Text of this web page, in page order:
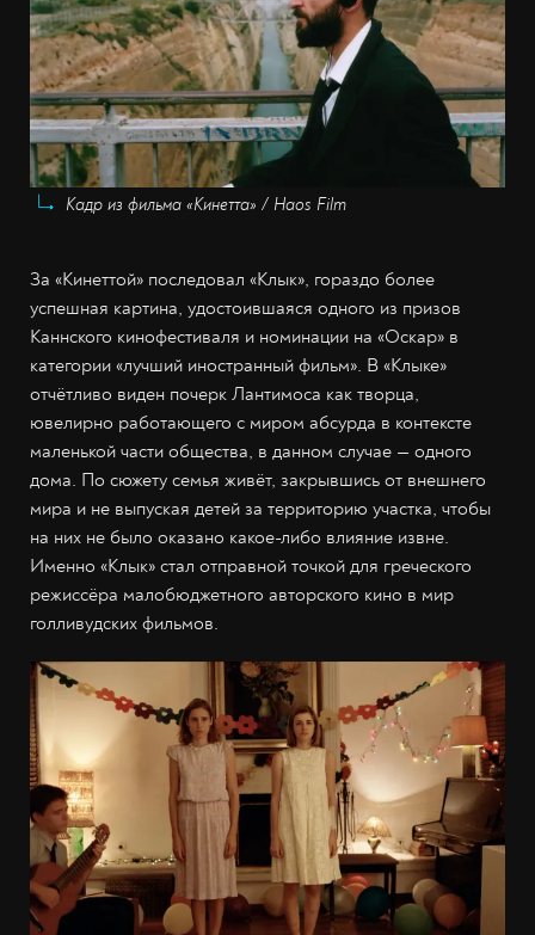
Кадр из фильма «Кинетта» / Haos Film
За «Кинеттой» последовал «Клык», гораздо более
успешная картина, удостоившаяся одного из призов
Каннского кинофестиваля и номинации на «Оскар» в
категории «лучший иностранный фильм». В «Клыке»
отчётливо виден почерк Лантимоса как творца,
ювелирно работающего с миром абсурда в контексте
маленькой части общества, в данном случае — одного
дома. По сюжету семья живёт, закрывшись от внешнего
мира и не выпуская детей за территорию участка, чтобы
на них не было оказано какое-либо влияние извне.
Именно «Клык» стал отправной точкой для греческого
режиссёра малобюджетного авторского кино в мир
голливудских фильмов.